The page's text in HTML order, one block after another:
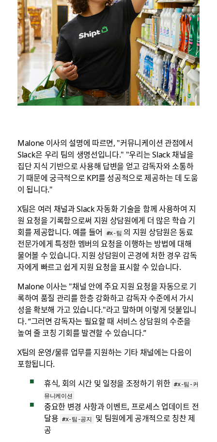
Malone 이사의 설명에 따르면, "커뮤니케이션 관점에서
Slack은 우리 팀의 생명선입니다." "우리는 Slack 채널을
집단 지식 기반으로 사용해 답변을 얻고 감독자와 소통하
기 때문에 궁극적으로 KPI를 성공적으로 제공하는 데 도움
이 됩니다."
X팀은 여러 채널과 Slack 자동화 기술을 함께 사용하여 지
원 요청을 기록함으로써 지원 상담원에게 더 많은 학습 기
회를 제공합니다. 예를 들어
#x-팀 의 지원 상담원은 동료
전문가에게 특정한 멤버의 요청을 이행하는 방법에 대해
물어볼 수 있습니다. 지원 상담원이 곤경에 처한 경우 감독
자에게 빠르고 쉽게 지원 요청을 표시할 수 있습니다.
Malone 이사는 "채널 안에 주요 지원 요청을 자동으로 기
록하여 품질 관리를 한층 강화하고 감독자 수준에서 가시
성을 확보해 가고 있습니다."라고 말하며 이렇게 덧붙입니
다. “그러면 감독자는 필요할 때 서비스 상담원의 수준을
높여 줄 코칭 기회를 발견할 수 있습니다.”
X팀의 운영/물류 업무를 지원하는 기타 채널에는 다음이
포함됩니다.
휴식, 회의 시간 및 일정을 조정하기 위한 #x-팀-커
뮤니케이션
중요한 변경 사항과 이벤트, 프로세스 업데이트 전
달용 #x-팀-공지
및 팀원에게 공개적으로 칭찬 제
공